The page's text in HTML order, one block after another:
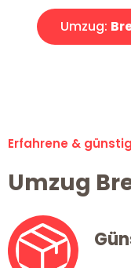
Umzug:
Erfahrene &
Umzug